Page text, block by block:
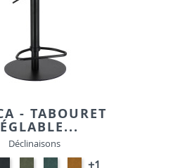
- TABOURET
Déclinaisons
PETROL-
GOLD
+1